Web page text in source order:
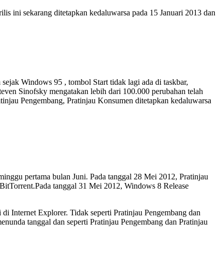
ini sekarang ditetapkan kedaluwarsa pada 15 Januari 2013 dan
Windows 95 , tombol Start tidak lagi ada di taskbar,
Sinofsky mengatakan lebih dari 100.000 perubahan telah
Pengembang, Pratinjau Konsumen ditetapkan kedaluwarsa
pertama bulan Juni. Pada tanggal 28 Mei 2012, Pratinjau
tanggal 31 Mei 2012, Windows 8 Release
Internet Explorer. Tidak seperti Pratinjau Pengembang dan
tanggal dan seperti Pratinjau Pengembang dan Pratinjau